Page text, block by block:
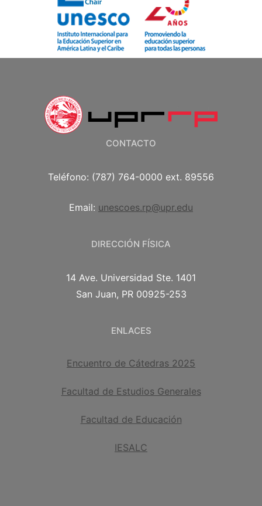
CONTACTO
Teléfono: (787) 764-0000 ext. 89556
Email: unescoes.rp@upr.edu
DIRECCIÓN FÍSICA
14 Ave. Universidad Ste. 1401
San Juan, PR 00925-253
ENLACES
Encuentro de Cátedras 2025
Facultad de Estudios Generales
Facultad de Educación
IESALC